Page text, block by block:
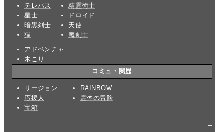
テレパス
星士
暗黒剣士
猫
精霊術士
ドロイド
天使
魔剣士
アドベンチャー
木こり
コミュ・閲歴
リージョン
応援人
宝箱
RAINBOW
霊体の冒険